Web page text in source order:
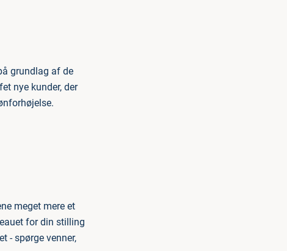
grundlag af de
nye kunder, der
meget mere et
for din stilling
- spørge venner,